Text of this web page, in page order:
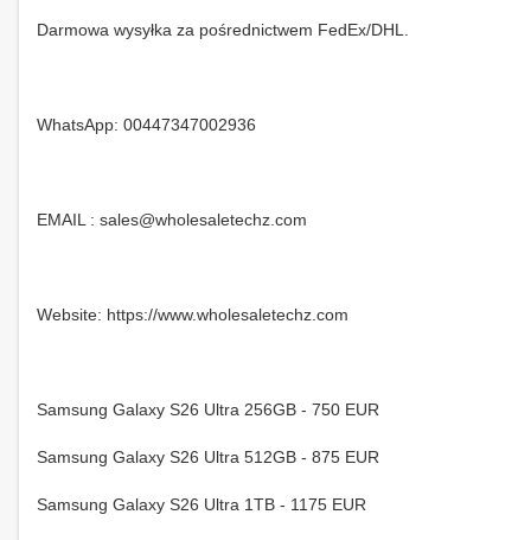
Darmowa wysyłka za pośrednictwem FedEx/DHL.
WhatsApp: 00447347002936
EMAIL : sales@wholesaletechz.com
Website: https://www.wholesaletechz.com
Samsung Galaxy S26 Ultra 256GB - 750 EUR
Samsung Galaxy S26 Ultra 512GB - 875 EUR
Samsung Galaxy S26 Ultra 1TB - 1175 EUR